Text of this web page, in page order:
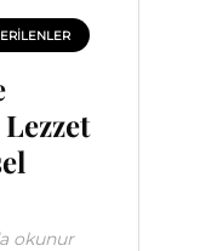
okunur